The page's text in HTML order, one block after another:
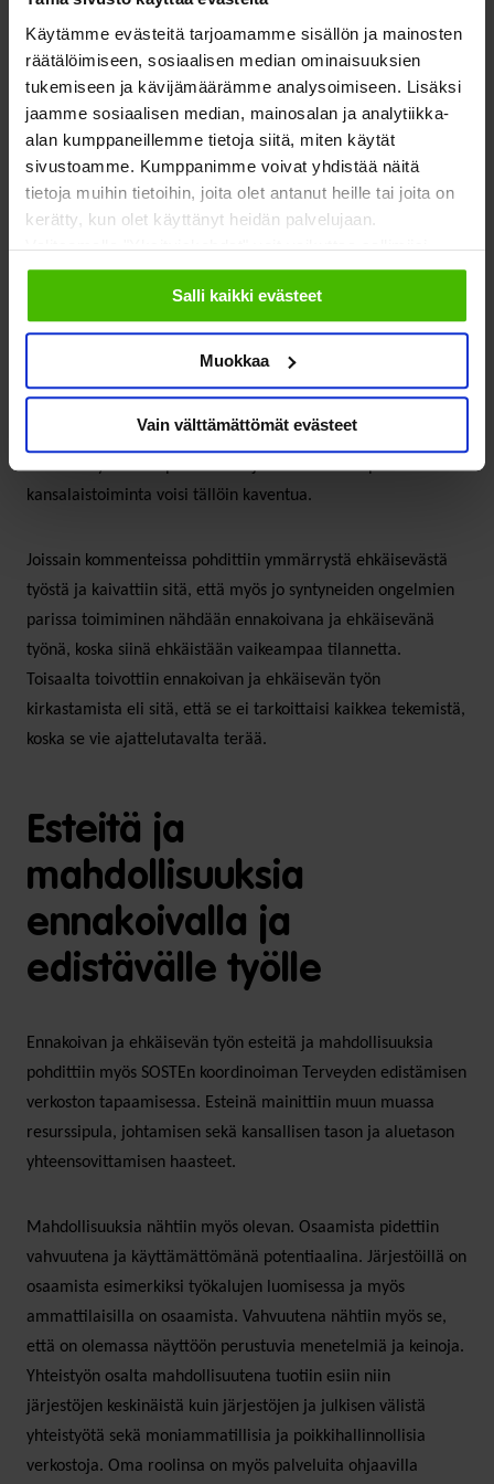
Käytämme evästeitä tarjoamamme sisällön ja mainosten
räätälöimiseen, sosiaalisen median ominaisuuksien
tukemiseen ja kävijämäärämme analysoimiseen. Lisäksi
jaamme sosiaalisen median, mainosalan ja analytiikka-
alan kumppaneillemme tietoja siitä, miten käytät
sivustoamme. Kumppanimme voivat yhdistää näitä
tietoja muihin tietoihin, joita olet antanut heille tai joita on
kerätty, kun olet käyttänyt heidän palvelujaan.
Valitsemalla "Yksityiskohdat" voit vaikuttaa sallimiisi
evästeisiin.
Salli kaikki evästeet
Muokkaa
Vain välttämättömät evästeet
Järjestöjen rooli
ennakoivassa työssä
Järjestöjen roolista ennakoivassa ja ehkäisevässä työssä oli
panelisteilla erilaisia näkemyksiä. Toisaalta tuotiin esiin sitä,
itsekin lisätä näkökulman painotusta. Toisaalta järjestöjen
kuvattiin olevan sellaisia, jotka kulkevat tähän suuntaan tai
Pohdintana tuli esiin sekin, että sitooko ennakoivan ja
ehkäisevän työn tekeminen järjestöt yhä vahvemmin julkisen
sektorin hyvinvointipolitiikkaan ja omaehtoisempi
kansalaistoiminta voisi tällöin kaventua.
Joissain kommenteissa pohdittiin ymmärrystä ehkäisevästä
työstä ja kaivattiin sitä, että myös jo syntyneiden ongelmien
parissa toimiminen nähdään ennakoivana ja ehkäisevänä
työnä, koska siinä ehkäistään vaikeampaa tilannetta.
Toisaalta toivottiin ennakoivan ja ehkäisevän työn
kirkastamista eli sitä, että se ei tarkoittaisi kaikkea tekemistä,
koska se vie ajattelutavalta terää.
Esteitä ja
mahdollisuuksia
ennakoivalla ja
edistävälle työlle
Ennakoivan ja ehkäisevän työn esteitä ja mahdollisuuksia
pohdittiin myös SOSTEn koordinoiman Terveyden edistämisen
verkoston tapaamisessa. Esteinä mainittiin muun muassa
resurssipula, johtamisen sekä kansallisen tason ja aluetason
yhteensovittamisen haasteet.
Mahdollisuuksia nähtiin myös olevan. Osaamista pidettiin
vahvuutena ja käyttämättömänä potentiaalina. Järjestöillä on
osaamista esimerkiksi työkalujen luomisessa ja myös
ammattilaisilla on osaamista. Vahvuutena nähtiin myös se,
että on olemassa näyttöön perustuvia menetelmiä ja keinoja.
Yhteistyön osalta mahdollisuutena tuotiin esiin niin
järjestöjen keskinäistä kuin järjestöjen ja julkisen välistä
yhteistyötä sekä moniammatillisia ja poikkihallinnollisia
verkostoja. Oma roolinsa on myös palveluita ohjaavilla